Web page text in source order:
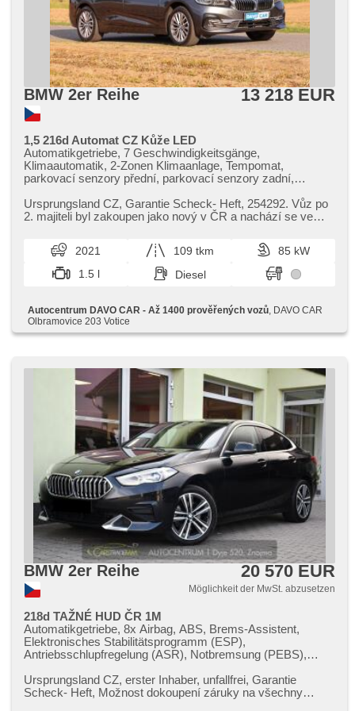
skla, digitální přístrojová deska
BMW 2er Reihe 13 218 EUR
1,5 216d Automat CZ Kůže LED
Automatikgetriebe, 7 Geschwindigkeitsgänge,
Klimaautomatik, 2-Zonen Klimaanlage, Tempomat,
parkovací senzory přední, parkovací senzory zadní,
denní svícení, täglich Leuchten, autom. Aktivation der
Warnflutlicht, Nebelscheinwerfer, Reifendrucksensor,
höheneinstellbare Sitze, Positionssitze, Teilbare
Rücksitzbank, bezklíčové odemykání, starten per Taste, El.
Deckel des Kofferraums, Navigation, Bluetooth, hands free,
digitální příjem rádia (DAB), USB, Elektronisches
rozjezdu do kopce (HSA), Notbremsung (PEBS),
Antriebsschlupfregelung (ASR), Brems-Assistent, 6x
Airbag, Beifahrerairbagdeaktivierung, Multifunktionslenkrad,
Scheiben, beheizte Spiegel, samostmívací zrcátka, El.
Spiegel, Zentralverriegelung, Zentralverriegelung mit
Funkfernbedienung, Wegfahrsperre, GPS Sicherung,
Servolenkung, Start-Stop System, elektronická ruční brzda,
Scheibenwischersensor, Lichtsensor, Außenthermometer,
ambientní osvětlení interiéru, zadní loketní opěrka,
Ausziehbare Kopflehnen, volba jízdního režimu, erfüllt
'EURO VI'
Ursprungsland CZ,​ Garantie Scheck​- Heft,​ 254292. Vůz po
2. majiteli byl zakoupen jako nový v ČR a nachází se ve
2021 109 tkm
85 kW
1.5 l
Diesel
Autocentrum DAVO CAR - Až 1400 prověřených vozů , DAVO CAR
Olbramovice 203 Votice
BMW 2er Reihe 20 570 EUR
Möglichkeit der MwSt. abzusetzen
218d TAŽNÉ HUD ČR 1M
Automatikgetriebe, 8x Airbag, ABS, Brems-Assistent,
Elektronisches Stabilitätsprogramm (ESP),
Antriebsschlupfregelung (ASR), Notbremsung (PEBS),
limitu (SLIF), asistent změny jízdního pruhu,
Anhängerkupplung, Servolenkung, 2-Zonen Klimaanlage,
Ursprungsland CZ,​ erster Inhaber,​ unfallfrei,​ Garantie
Scheck​- Heft,​ Možnost dokoupení záruky na všechny